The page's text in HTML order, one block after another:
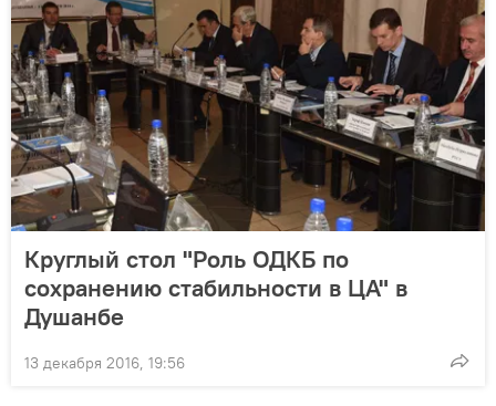
Круглый стол "Роль ОДКБ по
сохранению стабильности в ЦА" в
Душанбе
13 декабря 2016, 19:56